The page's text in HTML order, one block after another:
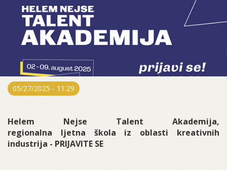
05/27/2025 - 11:29
Helem Nejse Talent Akademija,
regionalna ljetna škola iz oblasti kreativnih
industrija - PRIJAVITE SE